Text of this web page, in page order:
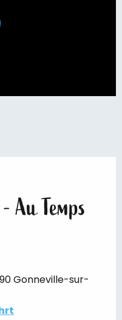
Au Temps
Gonneville-sur-